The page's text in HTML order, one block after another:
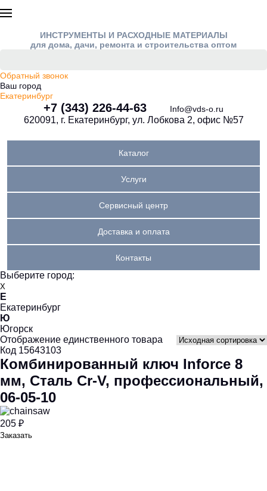
ИНСТРУМЕНТЫ И РАСХОДНЫЕ МАТЕРИАЛЫ
для дома, дачи, ремонта и строительства оптом
Обратный звонок
Ваш город
Екатеринбург
+7 (343) 226-44-63 Info@vds-o.ru
620091, г. Екатеринбург, ул. Лобкова 2, офис №57
Каталог
Услуги
Сервисный центр
Доставка и оплата
Контакты
Выберите город:
X
Е
Екатеринбург
Ю
Югорск
Отображение единственного товара
Код 15643103
Комбинированный ключ Inforce 8
мм, Сталь Cr-V, профессиональный,
06-05-10
205 ₽
Заказать